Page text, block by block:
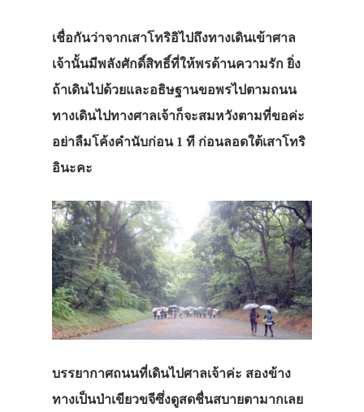
เชื่อกันว่าจากเสาโทริอิไปถึงทางเดินเข้าศาล
เจ้านั้นมีพลังศักดิ์สิทธิ์ที่ให้พรด้านความรัก ยิ่ง
ถ้าเดินไปด้วยและอธิษฐานขอพรไปตามถนน
ทางเดินไปทางศาลเจ้าก็จะสมหวังตามที่ขอค่ะ
อย่าลืมโค้งคำนับก่อน 1 ที ก่อนลอดใต้เสาโทริ
อินะคะ
บรรยากาศถนนที่เดินไปศาลเจ้าค่ะ สองข้าง
ทางเป็นป่าเขียวขจีซึ่งดูสดชื่นสบายตามากเลย